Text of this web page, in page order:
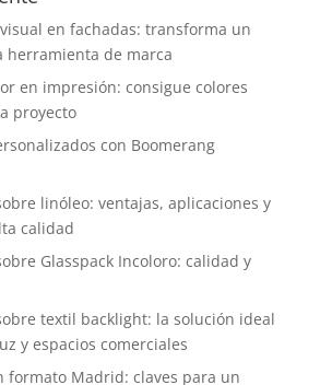
en fachadas: transforma un
herramienta de marca
en impresión: consigue colores
proyecto
con Boomerang
linóleo: ventajas, aplicaciones y
calidad
Glasspack Incoloro: calidad y
textil backlight: la solución ideal
y espacios comerciales
formato Madrid: claves para un